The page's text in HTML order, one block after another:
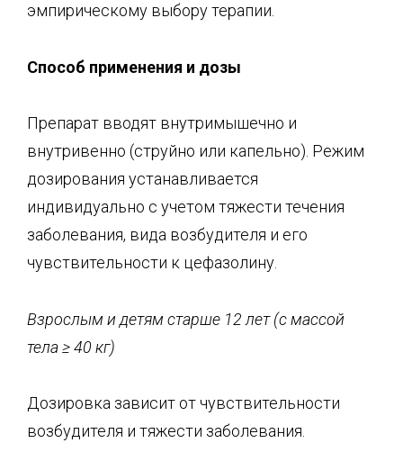
эмпирическому выбору терапии.
Способ применения и дозы
Препарат вводят внутримышечно и
внутривенно (струйно или капельно). Режим
дозирования устанавливается
индивидуально с учетом тяжести течения
заболевания, вида возбудителя и его
чувствительности к цефазолину.
Взрослым и детям старше 12 лет (смассой
тела≥40 кг)
Дозировка зависит от чувствительности
возбудителя и тяжести заболевания.